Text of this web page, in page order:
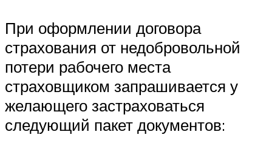
При оформлении договора
страхования от недобровольной
потери рабочего места
страховщиком запрашивается у
желающего застраховаться
следующий пакет документов: